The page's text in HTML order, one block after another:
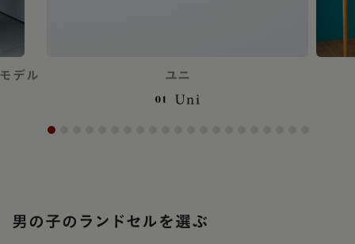
デル ユニ
男の子のランドセルを選ぶ